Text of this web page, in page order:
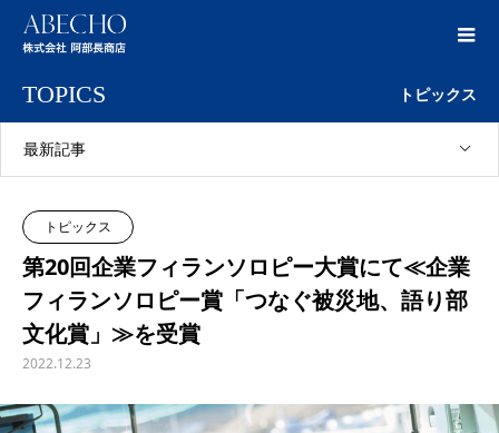
TOPICS トピックス
最新記事
トピックス
第20回企業フィランソロピー大賞にて≪企業
フィランソロピー賞「つなぐ被災地、語り部
文化賞」≫を受賞
2022.12.23